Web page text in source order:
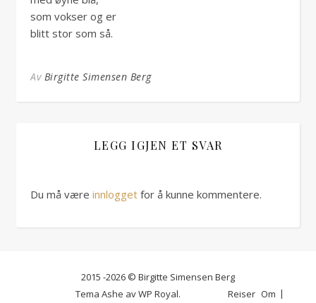
som vokser og er
blitt stor som så.
Av Birgitte Simensen Berg
LEGG IGJEN ET SVAR
Du må være innlogget for å kunne kommentere.
2015 -2026 © Birgitte Simensen Berg
Reiser Om
Tema Ashe avWP Royal.